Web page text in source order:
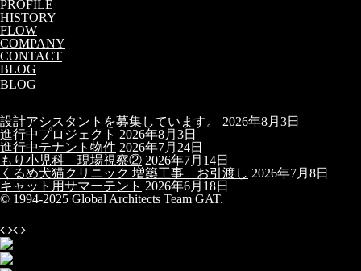
PROFILE
HISTORY
FLOW
COMPANY
CONTACT
BLOG
BLOG
設計アシスタントを募集しています。
2026年8月3日
進行中プロジェクト 2026年8月3日
進行中テナント物件 2026年7月24日
もり小児科 現場視察② 2026年7月14日
くるめ犬猫クリニック 増築工事 お引渡し 2026年7月8日
キャット用サマーテント 2026年6月18日
© 1994-2025 Global Architects Team GAT.